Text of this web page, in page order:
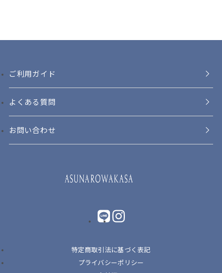
ご利用ガイド
よくある質問
お問い合わせ
LINE instagram
特定商取引法に基づく表記
プライバシーポリシー